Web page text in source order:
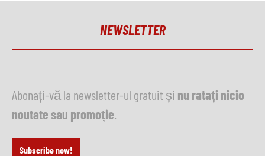
NEWSLETTER
Abonați-vă la newsletter-ul gratuit și nu ratați nicio
noutate sau promoție
Subscribe now!